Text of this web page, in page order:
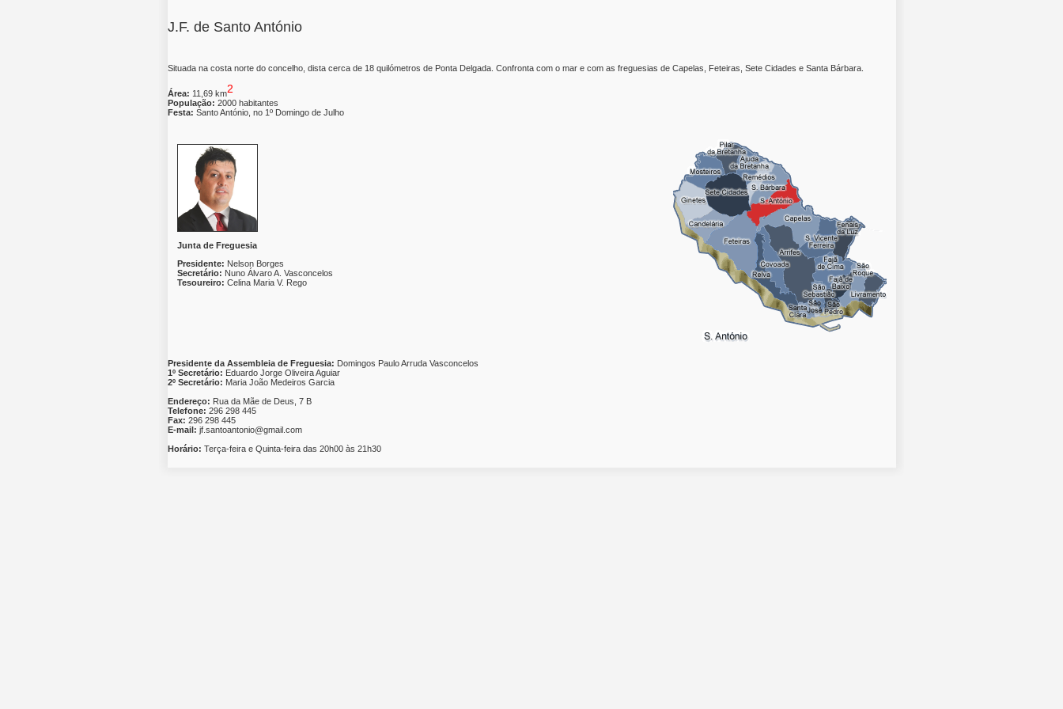
J.F. de Santo António
Situada na costa norte do concelho, dista cerca de 18 quilómetros de Ponta Delgada. Confronta com o mar e com as freguesias de Capelas, Feteiras, Sete Cidades e Santa Bárbara.
Área: 11,69 km2
População: 2000 habitantes
Festa: Santo António, no 1º Domingo de Julho
Junta de Freguesia
Presidente: Nelson Borges
Secretário: Nuno Álvaro A. Vasconcelos
Tesoureiro: Celina Maria V. Rego
Presidente da Assembleia de Freguesia: Domingos Paulo Arruda Vasconcelos
1º Secretário: Eduardo Jorge Oliveira Aguiar
2º Secretário: Maria João Medeiros Garcia
Endereço: Rua da Mãe de Deus, 7 B
Telefone: 296 298 445
Fax: 296 298 445
E-mail: jf.santoantonio@gmail.com
Horário: Terça-feira e Quinta-feira das 20h00 às 21h30